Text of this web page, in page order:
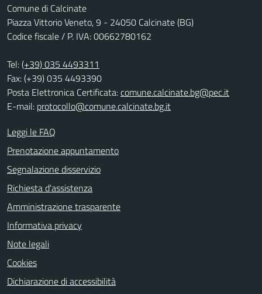
Comune di Calcinate
Piazza Vittorio Veneto, 9 - 24050 Calcinate (BG)
Codice fiscale / P. IVA: 00662780162
Tel:(+39) 035 4493311
Fax: (+39) 035 4493390
Posta Elettronica Certificata:comune.calcinate.bg@pec.it
E-mail: protocollo@comune.calcinate.bg.it
Leggi le FAQ
Prenotazione appuntamento
Segnalazione disservizio
Richiesta d'assistenza
Amministrazione trasparente
Informativa privacy
Note legali
Cookies
Dichiarazione di accessibilità